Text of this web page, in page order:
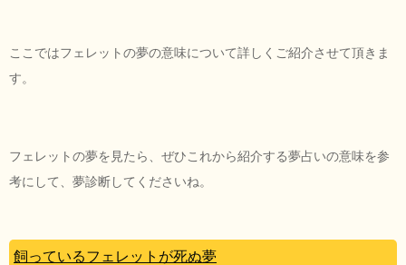
ここではフェレットの夢の意味について詳しくご紹介させて頂きま
す。
フェレットの夢を見たら、ぜひこれから紹介する夢占いの意味を参
考にして、夢診断してくださいね。
飼っているフェレットが死ぬ夢